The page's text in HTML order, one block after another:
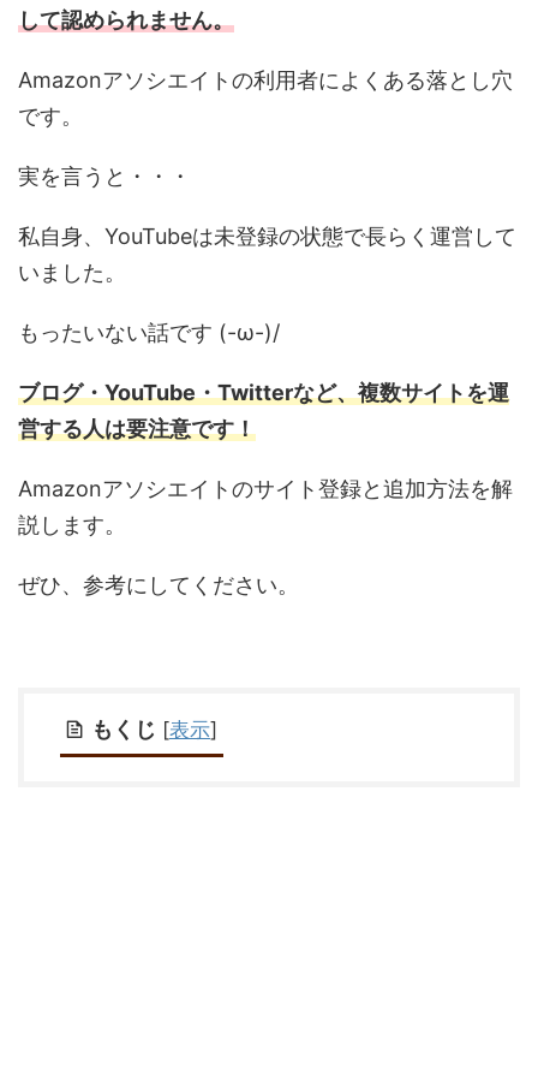
して認められません。
Amazonアソシエイトの利用者によくある落とし穴
です。
実を言うと・・・
私自身、YouTubeは未登録の状態で長らく運営して
いました。
もったいない話です (-ω-)/
ブログ・YouTube・Twitterなど、複数サイトを運
営する人は要注意です！
Amazonアソシエイトのサイト登録と追加方法を解
説します。
ぜひ、参考にしてください。
もくじ [表示]